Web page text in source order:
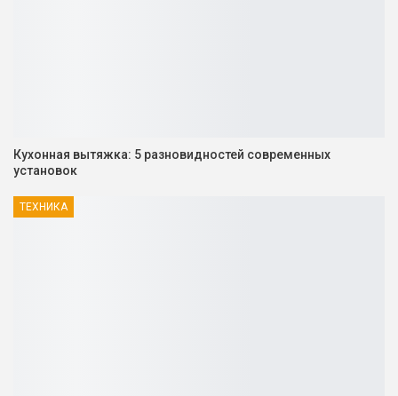
Кухонная вытяжка: 5 разновидностей современных
установок
ТЕХНИКА